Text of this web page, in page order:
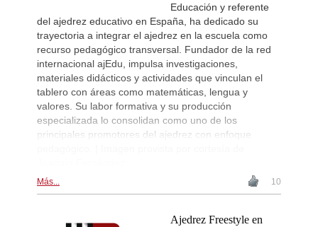
Educación y referente
del ajedrez educativo en España, ha dedicado su
trayectoria a integrar el ajedrez en la escuela como
recurso pedagógico transversal. Fundador de la red
internacional ajEdu, impulsa investigaciones,
materiales didácticos y actividades que vinculan el
tablero con áreas como matemáticas, lengua y
valores. Su labor formativa y su producción
especializada lo consolidan como uno de los
principales promotores del ajedrez con enfoque
Más... 10
Ajedrez Freestyle en